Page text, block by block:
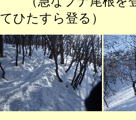
てひたすら登る）